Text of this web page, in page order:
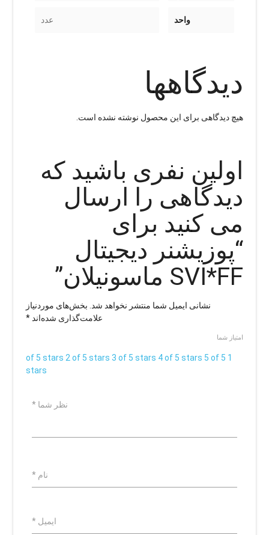
واحد عدد
دیدگاهها
هیچ دیدگاهی برای این محصول نوشته نشده است.
اولین نفری باشید که
دیدگاهی را ارسال
می کنید برای
“پوزیشنر دیجیتال
SVI*FF ماسونیلان”
نشانی ایمیل شما منتشر نخواهد شد. بخش‌های موردنیاز
علامت‌گذاری شده‌اند*
امتیاز شما
1 of 5 stars
2 of 5 stars 3 of 5 stars 4 of 5 stars 5 of 5
stars
نظر شما *
نام *
ایمیل *